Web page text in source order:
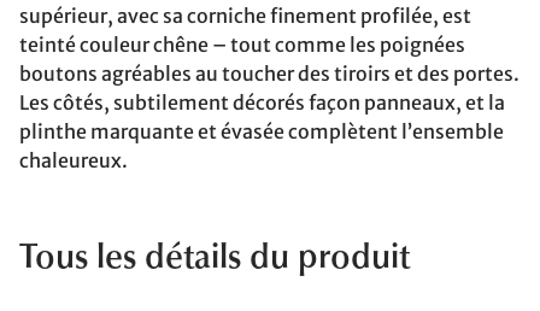
supérieur, avec sa corniche finement profilée, est
teinté couleur chêne – tout comme les poignées
boutons agréables au toucher des tiroirs et des portes.
Les côtés, subtilement décorés façon panneaux, et la
plinthe marquante et évasée complètent l’ensemble
chaleureux.
Tous les détails du produit